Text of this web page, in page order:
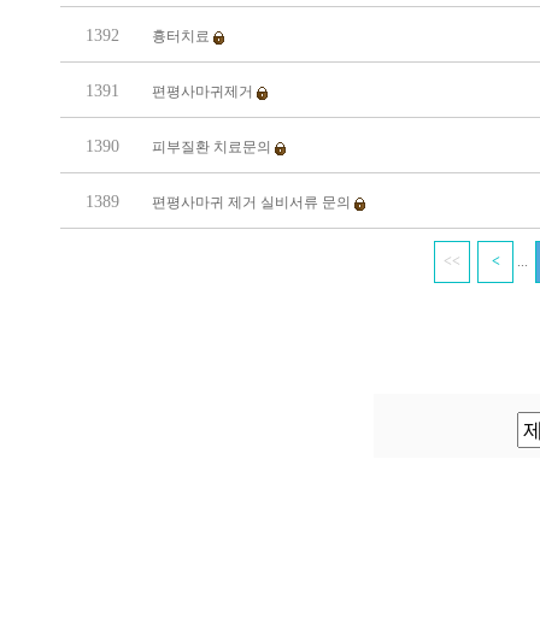
1392 흉터치료
1391 편평사마귀제거
1390 피부질환 치료문의
1389 편평사마귀 제거 실비서류 문의
...